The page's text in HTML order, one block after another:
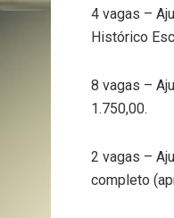
4 vagas –
Histórico
8 vagas –
1.750,00.
2 vagas –
completo